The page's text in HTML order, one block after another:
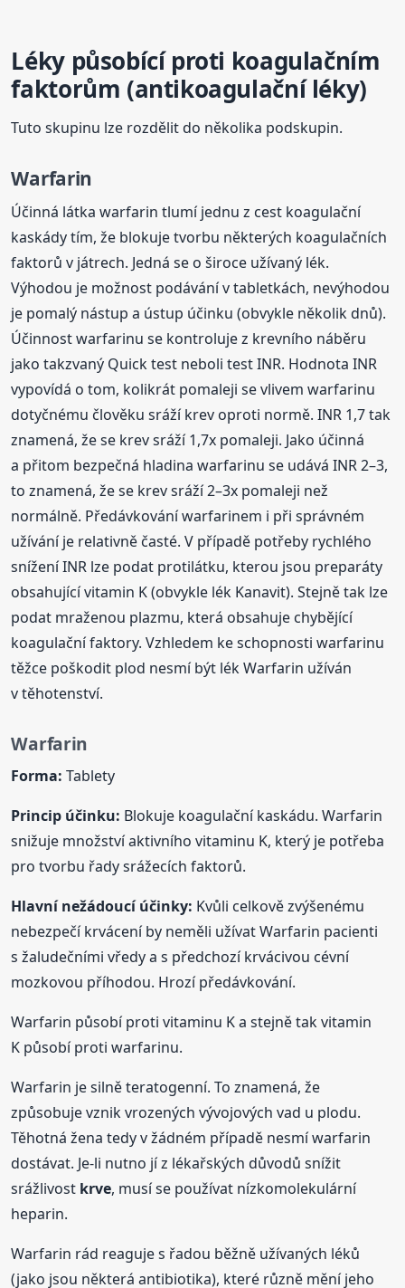
Léky působící proti koagulačním
faktorům (antikoagulační léky)
Tuto skupinu lze rozdělit do několika podskupin.
Warfarin
Účinná látka warfarin tlumí jednu z cest koagulační
kaskády tím, že blokuje tvorbu některých koagulačních
faktorů v játrech. Jedná se o široce užívaný lék.
Výhodou je možnost podávání v tabletkách, nevýhodou
je pomalý nástup a ústup účinku (obvykle několik dnů).
Účinnost warfarinu se kontroluje z krevního náběru
jako takzvaný Quick test neboli test INR. Hodnota INR
vypovídá o tom, kolikrát pomaleji se vlivem warfarinu
dotyčnému člověku sráží krev oproti normě. INR 1,7 tak
znamená, že se krev sráží 1,7x pomaleji. Jako účinná
a přitom bezpečná hladina warfarinu se udává INR 2–3,
to znamená, že se krev sráží 2–3x pomaleji než
normálně. Předávkování warfarinem i při správném
užívání je relativně časté. V případě potřeby rychlého
snížení INR lze podat protilátku, kterou jsou preparáty
obsahující vitamin K (obvykle lék Kanavit). Stejně tak lze
podat mraženou plazmu, která obsahuje chybějící
koagulační faktory. Vzhledem ke schopnosti warfarinu
těžce poškodit plod nesmí být lék Warfarin užíván
v těhotenství.
Warfarin
Forma: Tablety
Princip účinku: Blokuje koagulační kaskádu. Warfarin
snižuje množství aktivního vitaminu K, který je potřeba
pro tvorbu řady srážecích faktorů.
Hlavní nežádoucí účinky: Kvůli celkově zvýšenému
nebezpečí krvácení by neměli užívat Warfarin pacienti
s žaludečními vředy a s předchozí krvácivou cévní
mozkovou příhodou. Hrozí předávkování.
Warfarin působí proti vitaminu K a stejně tak vitamin
K působí proti warfarinu.
Warfarin je silně teratogenní. To znamená, že
způsobuje vznik vrozených vývojových vad u plodu.
Těhotná žena tedy v žádném případě nesmí warfarin
dostávat. Je-li nutno jí z lékařských důvodů snížit
srážlivost krve, musí se používat nízkomolekulární
heparin.
Warfarin rád reaguje s řadou běžně užívaných léků
(jako jsou některá antibiotika), které různě mění jeho